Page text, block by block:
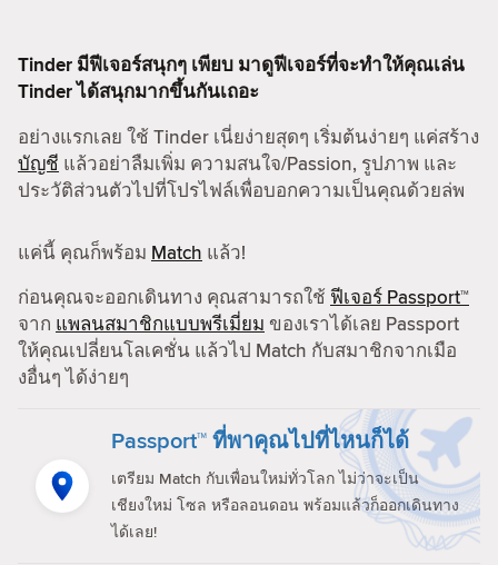
Tinder มีฟีเจอร์สนุกๆ เพียบ มาดูฟีเจอร์ที่จะทำให้คุณเล่น
Tinder ได้สนุกมากขึ้นกันเถอะ
อย่างแรกเลย ใช้ Tinder เนี่ยง่ายสุดๆ เริ่มต้นง่ายๆ แค่สร้าง
บัญชี แล้วอย่าลืมเพิ่ม ความสนใจ/Passion, รูปภาพ และ
ประวัติส่วนตัวไปที่โปรไฟล์เพื่อบอกความเป็นคุณด้วยล่พ
แค่นี้ คุณก็พร้อม Match แล้ว!
ก่อนคุณจะออกเดินทาง คุณสามารถใช้ ฟีเจอร์ Passport™
จาก แพลนสมาชิกแบบพรีเมี่ยม ของเราได้เลย Passport
ให้คุณเปลี่ยนโลเคชั่น แล้วไป Match กับสมาชิกจากเมือ
งอื่นๆ ได้ง่ายๆ
Passport™ ที่พาคุณไปที่ไหนก็ได้
เตรียม Match กับเพื่อนใหม่ทั่วโลก ไม่ว่าจะเป็น
เชียงใหม่ โซล หรือลอนดอน พร้อมแล้วก็ออกเดินทาง
ได้เลย!